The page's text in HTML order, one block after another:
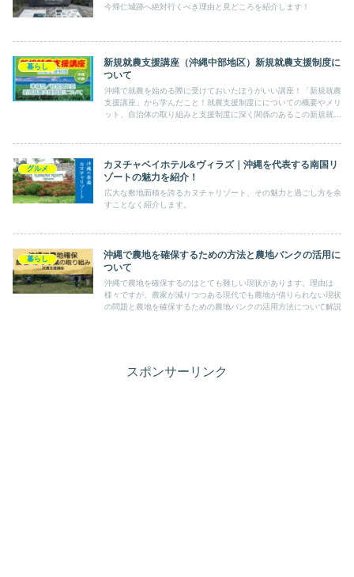
今帰仁城跡へ絶対行くべき理由と見どころを紹介します！
暮らし
新規就農支援講座（沖縄中部地区）新規就農支援制度に
ついて
沖縄で就農を始める際に受けておいたほうがいい講座！「新規就農
支援講座」から学んだこと！就農支援制度にについての概要やメリ
ット、自治体の取り組みと支援制度に深く関係のあるこの新規就農
グルメ
カヌチャベイホテル&ヴィラズ｜沖縄を代表する南国リ
ゾートの魅力を紹介！
広大な敷地面積を誇るカヌチャリゾート、その魅力と過ごし方を余
すことなく紹介します。
暮らし
沖縄で農地を確保するための方法と農地バンクの活用に
ついて
沖縄で農地を確保するのはとても難しい現状があります。理由は
様々ですが、農家が減りつつある現代でも農地が借りられない現状
の問題と農地を確保するための農地バンクの活用方法について解説
スポンサーリンク